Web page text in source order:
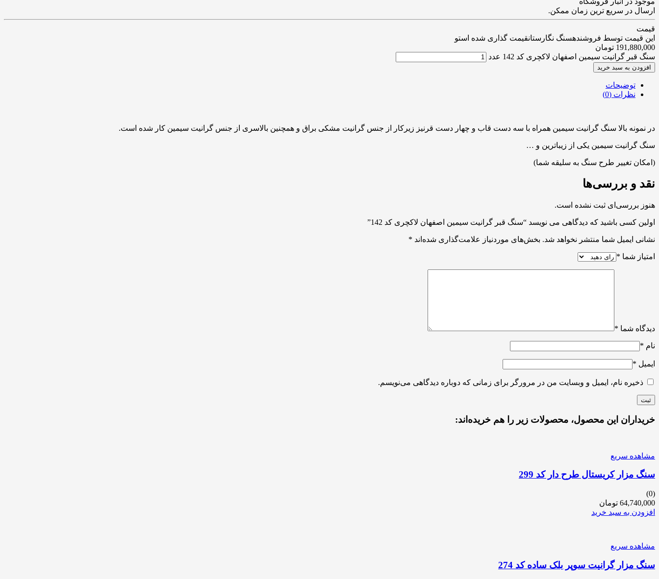
ارسال در سریع ترین زمان ممکن.
قیمت
این قیمت توسط فروشندهسنگ نگارستانقیمت گذاری شده استو
191,880,000 تومان
سنگ قبر گرانیت سیمین اصفهان لاکچری کد 142 عدد
افزودن به سبد خرید
توضیحات
نظرات (0)
در نمونه بالا سنگ گرانیت سیمین همراه با سه دست قاب و چهار دست قرنیز زیرکار از جنس گرانیت مشکی براق و همچنین بالاسری از جنس گرانیت سیمین کار شده است.
سنگ گرانیت سیمین یکی از زیباترین و …
(امکان تغییر طرح سنگ به سلیقه شما)
نقد و بررسی‌ها
هنوز بررسی‌ای ثبت نشده است.
اولین کسی باشید که دیدگاهی می نویسد “سنگ قبر گرانیت سیمین اصفهان لاکچری کد 142”
نشانی ایمیل شما منتشر نخواهد شد. بخش‌های موردنیاز علامت‌گذاری شده‌اند *
امتیاز شما *
دیدگاه شما *
نام *
ایمیل *
ذخیره نام، ایمیل و وبسایت من در مرورگر برای زمانی که دوباره دیدگاهی می‌نویسم.
خریداران این محصول، محصولات زیر را هم خریده‌اند:
مشاهده سریع
سنگ مزار کریستال طرح دار کد 299
(0)
64,740,000 تومان
افزودن به سبد خرید
مشاهده سریع
سنگ مزار گرانیت سوپر بلک ساده کد 274